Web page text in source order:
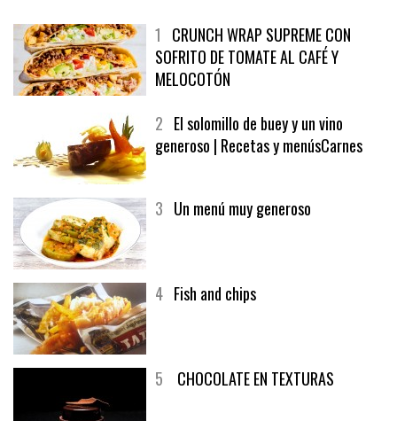
1 CRUNCH WRAP SUPREME CON
SOFRITO DE TOMATE AL CAFÉ Y
MELOCOTÓN
2 El solomillo de buey y un vino
generoso | Recetas y menúsCarnes
3 Un menú muy generoso
4 Fish and chips
5 CHOCOLATE EN TEXTURAS